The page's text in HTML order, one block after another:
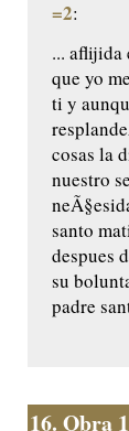
=2:
... aflijida
que yo
ti y
cosas la
nuestro
santo
despues
su
padre
16. Obra